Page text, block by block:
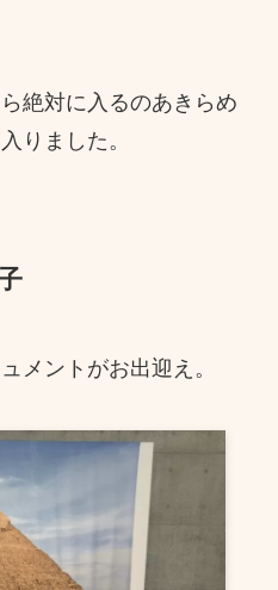
絶対に入るのあきらめ
りました。
メントがお出迎え。